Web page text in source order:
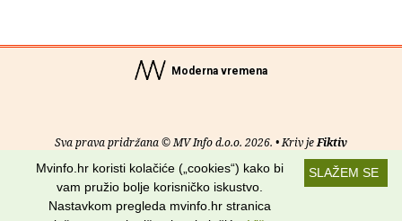
Moderna vremena
Sva prava pridržana © MV Info d.o.o. 2026. • Kriv jeFiktiv
Uvjeti korištenja RSS kanali
Potraži nas na:
SLAŽEM SE
Mvinfo.hr koristi kolačiće („cookies“) kako bi
vam pružio bolje korisničko iskustvo.
Nastavkom pregleda mvinfo.hr stranica